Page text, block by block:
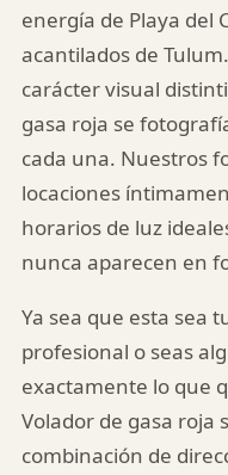
energía de Playa del
acantilados de
carácter visual
gasa roja se
cada una. Nuestros
locaciones
horarios de luz
nunca aparecen en
Ya sea que esta sea
profesional o seas
exactamente lo que
Volador de gasa roja
combinación de